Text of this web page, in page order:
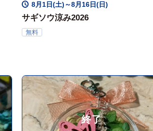
8月1日(土)～8月16日(日)
サギソウ涼み2026
無料
終了